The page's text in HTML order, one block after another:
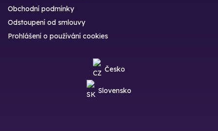
Obchodní podmínky
Odstoupení od smlouvy
Prohlášení o používání cookies
Česko
Slovensko